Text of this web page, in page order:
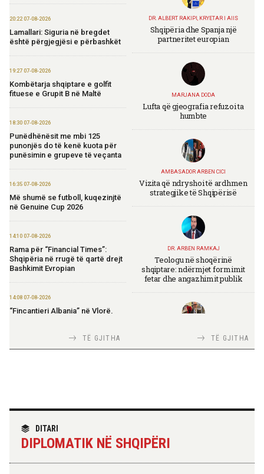
20:22 07-08-2026
Lamallari: Siguria në bregdet
është përgjegjësi e përbashkët
19:27 07-08-2026
Kombëtarja shqiptare e golfit
fituese e Grupit B në Maltë
18:30 07-08-2026
Punëdhënësit me mbi 125
punonjës do të kenë kuota për
punësimin e grupeve të veçanta
16:35 07-08-2026
Më shumë se futboll, kuqezinjtë
në Genuine Cup 2026
14:10 07-08-2026
Rama për “Financial Times”:
Shqipëria në rrugë të qartë drejt
Bashkimit Evropian
14:08 07-08-2026
“Fincantieri Albania” në Vlorë,
praktikat më të mira
14:03 07-08-2026
Kadastra: Regjistrimi i
brenda 30 ditëve nga çelja e
TË GJITHA
DR. ALBERT RAKIPI, KRYETAR I AIIS
Shqipëria dhe Spanja një
partneritet europian
MARJANA DODA
Lufta që gjeografia refuzoi ta
humbte
AMBASADOR ARBEN CICI
Vizita që ndryshoi të ardhmen
strategjike të Shqipërisë
DR. ARBEN RAMKAJ
Teologu në shoqërinë
shqiptare: ndërmjet formimit
fetar dhe angazhimit publik
TIRANA DIPLOMAT
TIRANA DIPLOMAT
Skënderbeut dhe Ismail
TË GJITHA
DITARI
DIPLOMATIK NË SHQIPËRI